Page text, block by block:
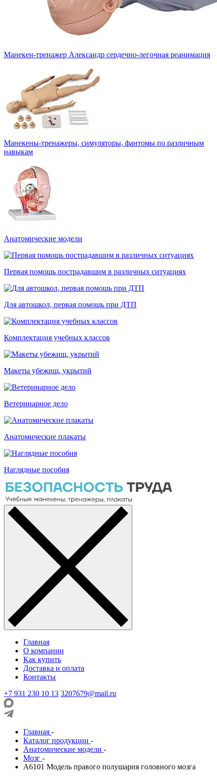
Манекен-тренажер Александр сердечно-легочная реанимация
Манекены-тренажеры, симуляторы, фантомы по различным
навыкам
Анатомические модели
Первая помощь пострадавшим в различных ситуациях
Для автошкол, первая помощь при ДТП
Комплектация учебных классов
Макеты убежищ, укрытий
Ветеринарное дело
Анатомические плакаты
Наглядные пособия
Главная
О компании
Как купить
Доставка и оплата
Контакты
+7 931 230 10 13 3207679@mail.ru
Главная -
Каталог продукции -
Анатомические модели -
Мозг -
А6101 Модель правого полушария головного мозга